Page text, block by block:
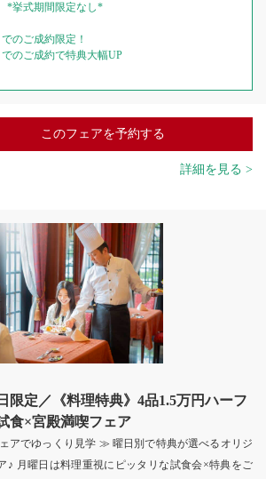
*挙式期間限定なし*
のご成約限定！
のご成約で特典大幅UP
このフェアを予約する
詳細を見る >
限定／《料理特典》4品1.5万円ハーフ
食×宮殿満喫フェア
アでゆっくり見学 ≫ 曜日別で特典が選べるオリジ
♪ 月曜日は料理重視にピッタリな試食会×特典をご